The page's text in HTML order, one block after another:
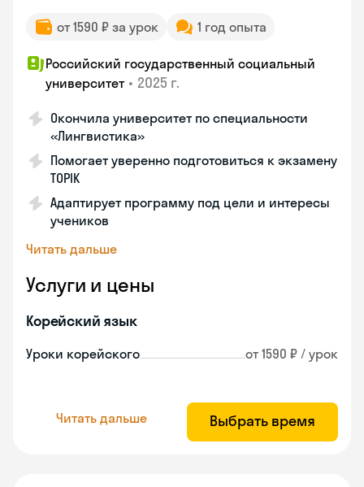
от 1590 ₽ за урок 1 год опыта
Российский государственный социальный
университет • 2025 г.
Окончила университет по специальности
«Лингвистика»
Помогает уверенно подготовиться к экзамену
TOPIK
Адаптирует программу под цели и интересы
учеников
Читать дальше
Услуги и цены
Корейский язык
Уроки корейского от 1590 ₽ / урок
Читать дальше Выбрать время